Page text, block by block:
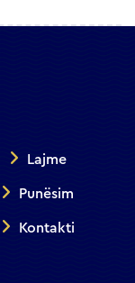
Lajme
Punësim
Kontakti